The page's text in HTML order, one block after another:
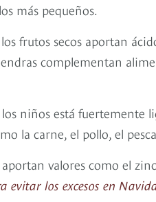
más pequeños.
frutos secos aportan
complementan
niños está
la carne, el pollo, el
valores como el
evitar los excesos en